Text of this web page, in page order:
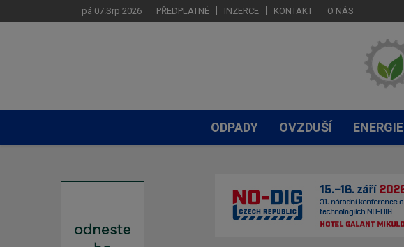
pá 07.Srp 2026 PŘEDPLATNÉ INZERCE KONTAKT O NÁS
ODPADY OVZDUŠÍ ENERGIE